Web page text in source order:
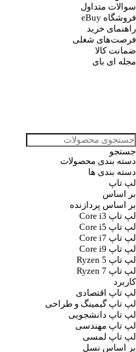
سوالات متداول
فروشگاه eBuy
راهنمای خرید
فرصت‌های شغلی
ضمانت کالا
مجله ای بای
جستجو
دسته بندی محصولات
دسته بندی ها
لپ تاپ
بر اساس
بر اساس پردازنده
لپ تاپ Core i3
لپ تاپ Core i5
لپ تاپ Core i7
لپ تاپ Core i9
لپ تاپ Ryzen 5
لپ تاپ Ryzen 7
کاربرد
لپ تاپ اقتصادی
لپ تاپ گیمینگ و طراحی
لپ تاپ دانشجویی
لپ تاپ مهندسی
لپ تاپ لمسی
بر اساس نسل